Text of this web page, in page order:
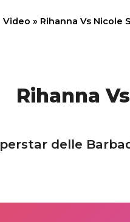
Video » Rihanna Vs Nicole
Rihanna
delle